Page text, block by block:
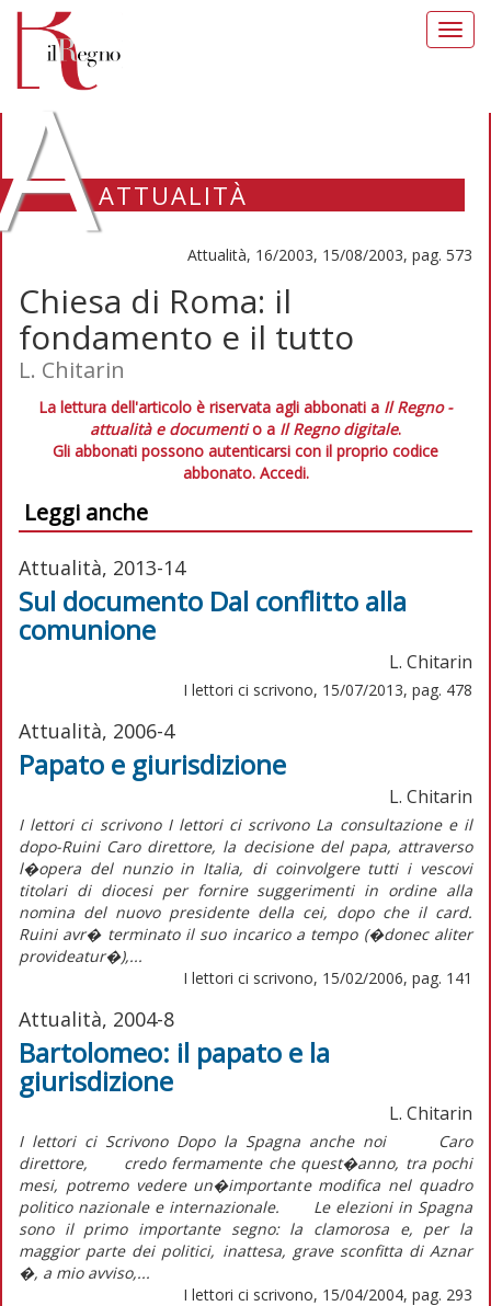
ATTUALITÀ
Attualità, 16/2003, 15/08/2003, pag. 573
Chiesa di Roma: il
fondamento e il tutto
L. Chitarin
La lettura dell'articolo è riservata agli abbonati a Il Regno -
attualità e documentio a Il Regno digitale.
Gli abbonati possono autenticarsi con il proprio codice
abbonato. Accedi.
Leggi anche
Attualità, 2013-14
Sul documento Dal conflitto alla
comunione
L. Chitarin
I lettori ci scrivono, 15/07/2013, pag. 478
Attualità, 2006-4
Papato e giurisdizione
L. Chitarin
I lettori ci scrivono I lettori ci scrivono La consultazione e il
dopo-Ruini Caro direttore, la decisione del papa, attraverso
l�opera del nunzio in Italia, di coinvolgere tutti i vescovi
titolari di diocesi per fornire suggerimenti in ordine alla
nomina del nuovo presidente della cei, dopo che il card.
Ruini avr� terminato il suo incarico a tempo (�donec aliter
provideatur�),...
I lettori ci scrivono, 15/02/2006, pag. 141
Attualità, 2004-8
Bartolomeo: il papato e la
giurisdizione
L. Chitarin
I lettori ci Scrivono Dopo la Spagna anche noi Caro
direttore, credo fermamente che quest�anno, tra pochi
mesi, potremo vedere un�importante modifica nel quadro
politico nazionale e internazionale. Le elezioni in Spagna
sono il primo importante segno: la clamorosa e, per la
maggior parte dei politici, inattesa, grave sconfitta di Aznar
�, a mio avviso,...
I lettori ci scrivono, 15/04/2004, pag. 293